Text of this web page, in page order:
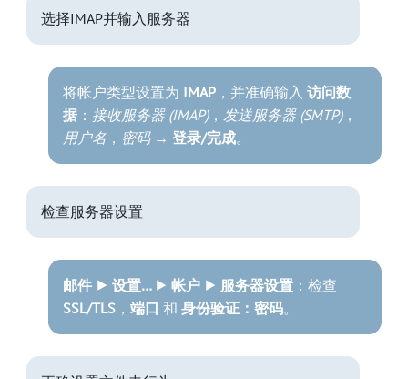
选择IMAP并输入服务器
将帐户类型设置为 IMAP ，并准确输入 访问数
据 ： 接收服务器 (IMAP)， 发送服务器 (SMTP)，
用户名 ， 密码→ 登录/完成。
检查服务器设置
邮件 ⯈ 设置… ⯈ 帐户 ⯈ 服务器设置 ：检查
SSL/TLS ， 端口 和 身份验证：密码。